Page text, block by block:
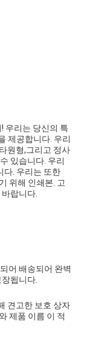
우리는 당신의 특
제공합니다. 우리
원형,그리고 정사
있습니다. 우리
다. 우리는 또한
위해 인쇄본. 고
랍니다.
어 배송되어 완벽
됩니다.
견고한 보호 상자
제품 이름 이 적